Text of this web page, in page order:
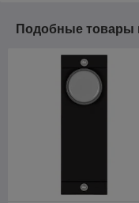
Подобные товары